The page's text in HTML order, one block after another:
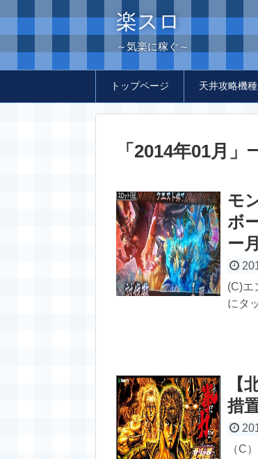
楽スロ
～気楽に稼ぐ～
トップページ 天井攻略機
「 2014年01月 」
モ
ボ
ー
(C)エ
にタ
【
措
（C